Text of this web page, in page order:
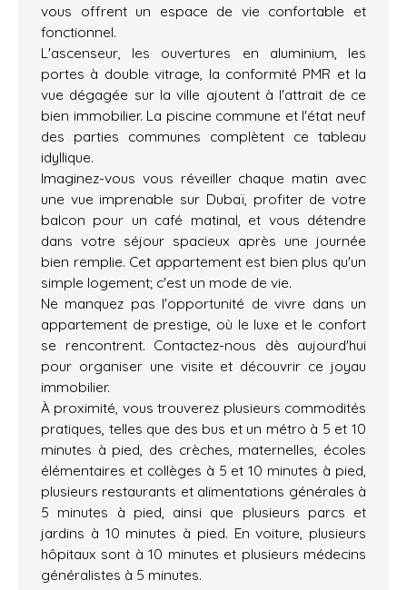
vous offrent un espace de vie confortable et
fonctionnel.
L'ascenseur, les ouvertures en aluminium, les
portes à double vitrage, la conformité PMR et la
vue dégagée sur la ville ajoutent à l'attrait de ce
bien immobilier. La piscine commune et l'état neuf
des parties communes complètent ce tableau
idyllique.
Imaginez-vous vous réveiller chaque matin avec
une vue imprenable sur Dubaï, profiter de votre
balcon pour un café matinal, et vous détendre
dans votre séjour spacieux après une journée
bien remplie. Cet appartement est bien plus qu'un
simple logement; c'est un mode de vie.
Ne manquez pas l'opportunité de vivre dans un
appartement de prestige, où le luxe et le confort
se rencontrent. Contactez-nous dès aujourd'hui
pour organiser une visite et découvrir ce joyau
immobilier.
À proximité, vous trouverez plusieurs commodités
pratiques, telles que des bus et un métro à 5 et 10
minutes à pied, des crèches, maternelles, écoles
élémentaires et collèges à 5 et 10 minutes à pied,
plusieurs restaurants et alimentations générales à
5 minutes à pied, ainsi que plusieurs parcs et
jardins à 10 minutes à pied. En voiture, plusieurs
hôpitaux sont à 10 minutes et plusieurs médecins
généralistes à 5 minutes.